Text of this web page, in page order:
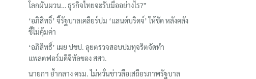
โลกผันผวน… ธุรกิจไทยจะรับมืออย่างไร?”
‘อภิสิทธิ์’ จี้รัฐบาลเคลียร์ปม ‘แลนด์บริดจ์’ ให้ชัด หลังคลัง
ชี้ไม่คุ้มค่า
‘อภิสิทธิ์’ เผย ปชป. ลุยตรวจสอบปมทุจริตจัดทำ
แพลตฟอร์มดิจิทัลของ สสว.
นายกฯ ย้ำกลาง ครม. ไม่หวั่นข่าวลือเสถียรภาพรัฐบาล